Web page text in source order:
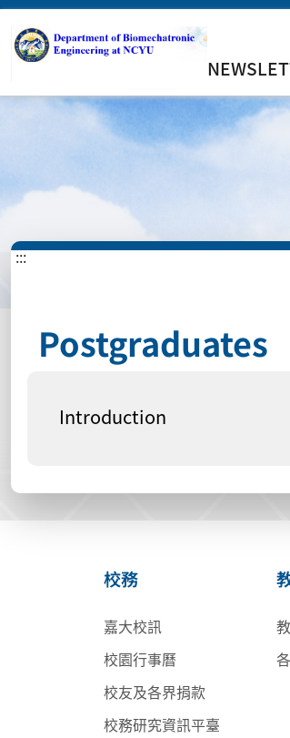
:::
Postgraduates
Introduction
校務
嘉大校訊
校園行事曆
校友及各界捐款
校務研究資訊平臺